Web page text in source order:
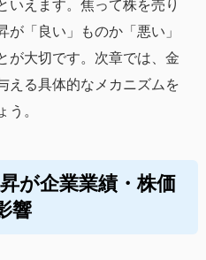
いえます。焦って株を売り
「良い」ものか「悪い」
が大切です。次章では、金
える具体的なメカニズムを
う。
が企業業績・株価
響